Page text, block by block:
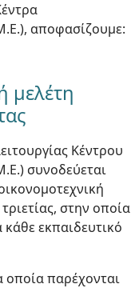
αποφασίζουμε:
μελέτη
Κέντρου
συνοδεύεται
στην οποία
εκπαιδευτικό
οποία παρέχονται